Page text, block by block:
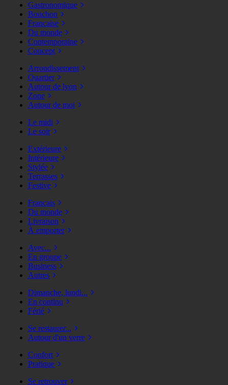
Gastronomique
Bouchon
Française
Du monde
Contemporaine
Concept
Arrondissement
Quartier
Autour de lyon
Zone
Autour de moi
Le midi
Le soir
Extérieure
Intérieure
Stylée
Terrasses
Festive
Français
Du monde
Livraison
À emporter
Avec...
En groupe
Business
Autres
Dimanche, lundi...
En continu
Férié
Se restaurer...
Autour d'un verre
Confort
Pratique
Se retrouver